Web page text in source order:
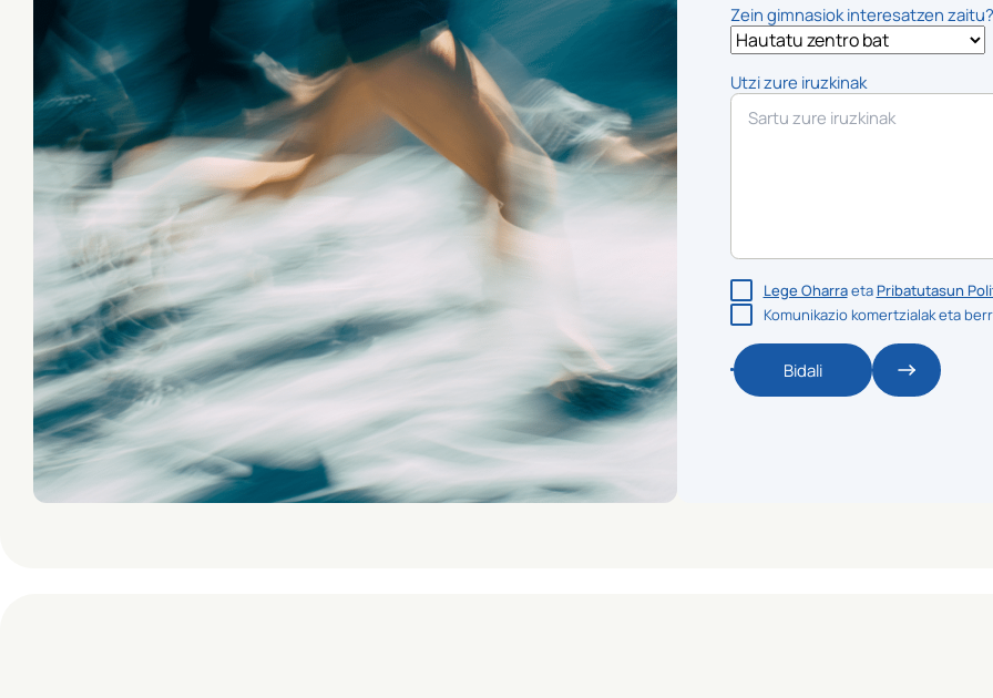
Zein gimnasiok interesatzen zaitu?
Utzi zure iruzkinak
Lege Oharraeta Pribatutasun
Komunikazio komertzialak eta
Bidali